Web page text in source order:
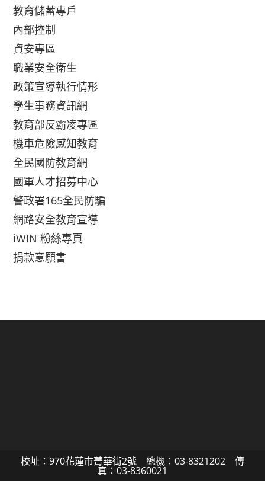
教育儲蓄專戶
內部控制
資安專區
職業安全衛生
政策宣導執行情形
學生事務資訊網
教育部反霸凌專區
機車危險感知教育
全民國防教育網
國軍人才招募中心
警政署165全民防騙
網路安全教育宣導
iWIN 粉絲專頁
捐款意願書
校址：970花蓮市菁華街2號 總機：03-8321202 傳
真：03-8360021